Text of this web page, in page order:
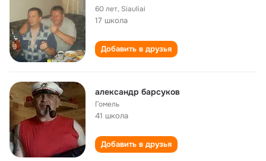
60 лет, Siauliai
17 школа
Добавить в друзья
александр барсуков
Гомель
41 школа
Добавить в друзья